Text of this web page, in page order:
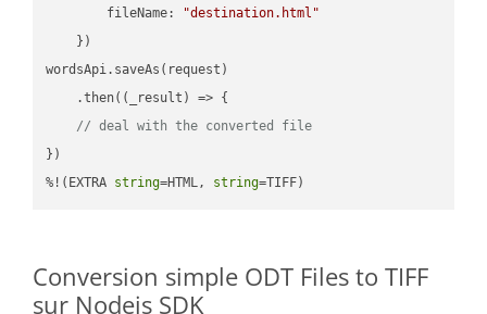
fileName:
"destination.html"
    })
wordsApi.saveAs(request)
    .then(
( _result ) => {
// deal with the converted file
})
%!(EXTRA string=HTML, string=TIFF)
Conversion simple ODT Files to TIFF
sur Nodejs SDK